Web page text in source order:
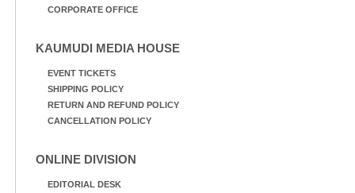
CORPORATE OFFICE
KAUMUDI MEDIA HOUSE
EVENT TICKETS
SHIPPING POLICY
RETURN AND REFUND POLICY
CANCELLATION POLICY
ONLINE DIVISION
EDITORIAL DESK